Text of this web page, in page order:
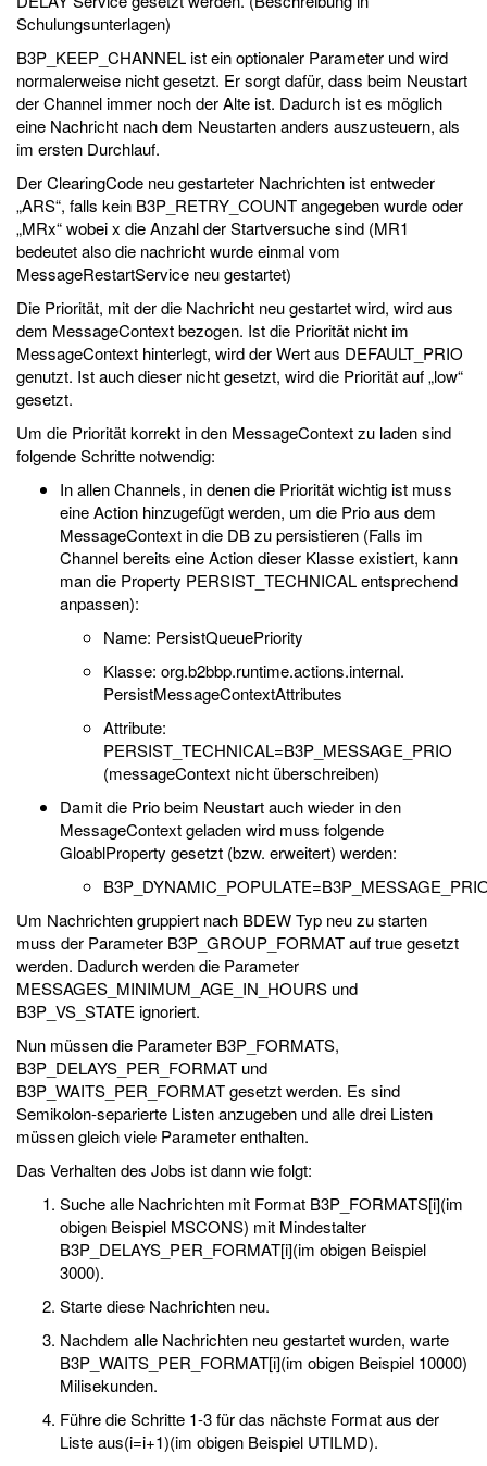
Schulungsunterlagen)
B3P_KEEP_CHANNEL ist ein optionaler Parameter und wird
normalerweise nicht gesetzt. Er sorgt dafür, dass beim Neustart
der Channel immer noch der Alte ist. Dadurch ist es möglich
eine Nachricht nach dem Neustarten anders auszusteuern, als
im ersten Durchlauf.
Der ClearingCode neu gestarteter Nachrichten ist entweder
„ARS“, falls kein B3P_RETRY_COUNT angegeben wurde oder
„MRx“ wobei x die Anzahl der Startversuche sind (MR1
bedeutet also die nachricht wurde einmal vom
MessageRestartService neu gestartet)
Die Priorität, mit der die Nachricht neu gestartet wird, wird aus
dem MessageContext bezogen. Ist die Priorität nicht im
MessageContext hinterlegt, wird der Wert aus DEFAULT_PRIO
genutzt. Ist auch dieser nicht gesetzt, wird die Priorität auf „low“
gesetzt.
Um die Priorität korrekt in den MessageContext zu laden sind
folgende Schritte notwendig:
In allen Channels, in denen die Priorität wichtig ist muss
eine Action hinzugefügt werden, um die Prio aus dem
MessageContext in die DB zu persistieren (Falls im
Channel bereits eine Action dieser Klasse existiert, kann
man die Property PERSIST_TECHNICAL entsprechend
anpassen):
Name: PersistQueuePriority
Klasse: org.b2bbp.runtime.actions.internal.
PersistMessageContextAttributes
Attribute:
PERSIST_TECHNICAL=B3P_MESSAGE_PRIO
(messageContext nicht überschreiben)
Damit die Prio beim Neustart auch wieder in den
MessageContext geladen wird muss folgende
GloablProperty gesetzt (bzw. erweitert) werden:
Um Nachrichten gruppiert nach BDEW Typ neu zu starten
muss der Parameter B3P_GROUP_FORMAT auf true gesetzt
werden. Dadurch werden die Parameter
MESSAGES_MINIMUM_AGE_IN_HOURS und
B3P_VS_STATE ignoriert.
Nun müssen die Parameter B3P_FORMATS,
B3P_DELAYS_PER_FORMAT und
B3P_WAITS_PER_FORMAT gesetzt werden. Es sind
Semikolon-separierte Listen anzugeben und alle drei Listen
müssen gleich viele Parameter enthalten.
Das Verhalten des Jobs ist dann wie folgt:
Suche alle Nachrichten mit Format B3P_FORMATS[i](im
obigen Beispiel MSCONS) mit Mindestalter
B3P_DELAYS_PER_FORMAT[i](im obigen Beispiel
3000).
Starte diese Nachrichten neu.
Nachdem alle Nachrichten neu gestartet wurden, warte
B3P_WAITS_PER_FORMAT[i](im obigen Beispiel 10000)
Milisekunden.
Führe die Schritte 1-3 für das nächste Format aus der
Liste aus(i=i+1)(im obigen Beispiel UTILMD).